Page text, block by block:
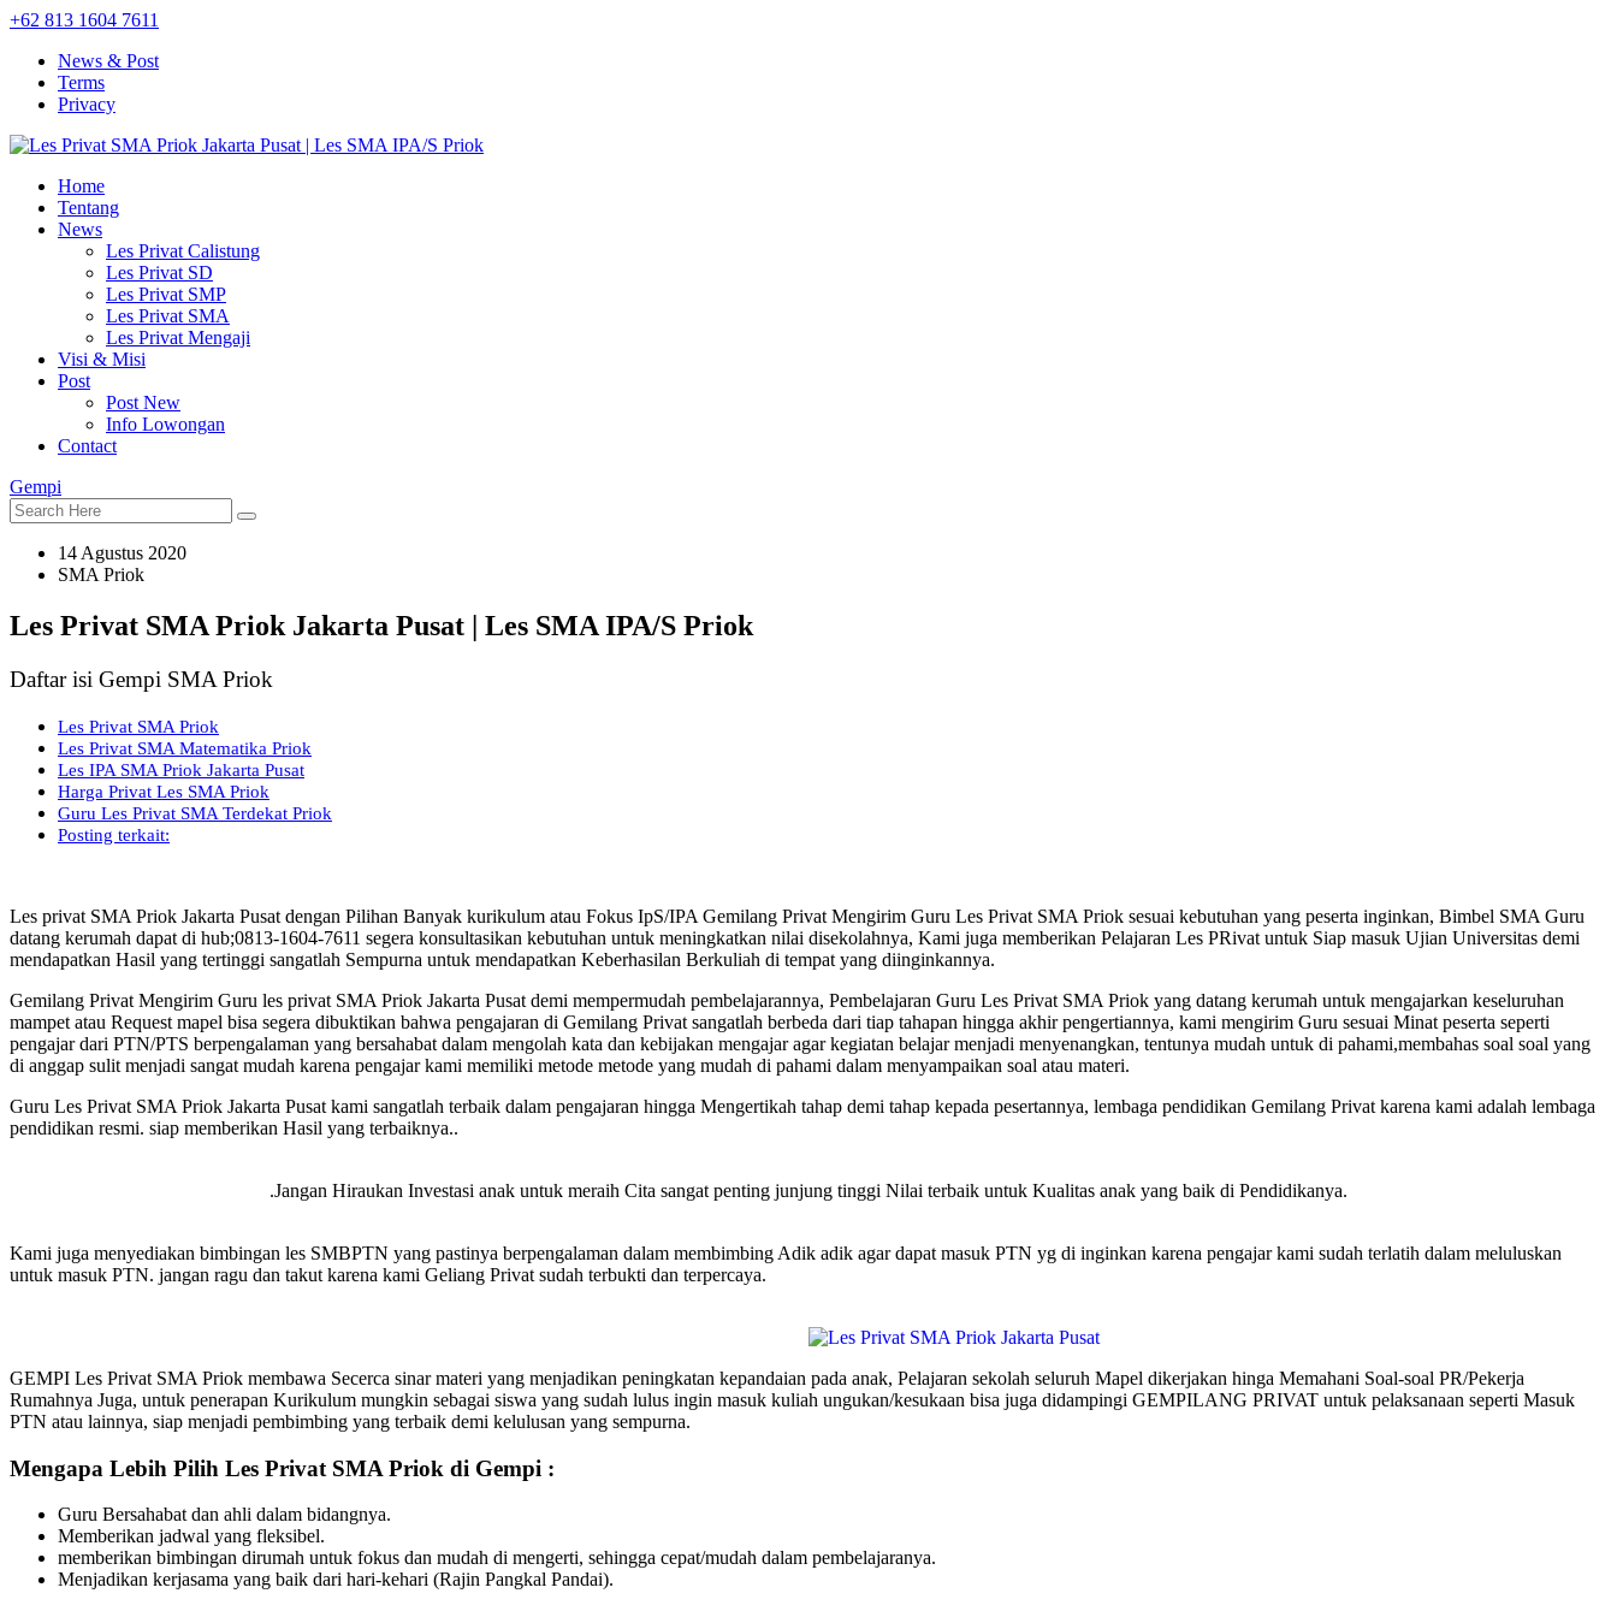
+62 813 1604 7611
News & Post
Terms
Privacy
Home
Tentang
News
Les Privat Calistung
Les Privat SD
Les Privat SMP
Les Privat SMA
Les Privat Mengaji
Visi & Misi
Post
Post New
Info Lowongan
Contact
Gempi
14 Agustus 2020
SMA Priok
Les Privat SMA Priok Jakarta Pusat | Les SMA IPA/S Priok
Daftar isi Gempi SMA Priok
Les Privat SMA Priok
Les Privat SMA Matematika Priok
Les IPA SMA Priok Jakarta Pusat
Harga Privat Les SMA Priok
Guru Les Privat SMA Terdekat Priok
Posting terkait:
Les privat SMA Priok Jakarta Pusat dengan Pilihan Banyak kurikulum atau Fokus IpS/IPA Gemilang Privat Mengirim Guru Les Privat SMA Priok sesuai kebutuhan yang peserta inginkan, Bimbel SMA Guru
datang kerumah dapat di hub;0813-1604-7611 segera konsultasikan kebutuhan untuk meningkatkan nilai disekolahnya, Kami juga memberikan Pelajaran Les PRivat untuk Siap masuk Ujian Universitas demi
mendapatkan Hasil yang tertinggi sangatlah Sempurna untuk mendapatkan Keberhasilan Berkuliah di tempat yang diinginkannya.
Gemilang Privat Mengirim Guru les privat SMA Priok Jakarta Pusat demi mempermudah pembelajarannya, Pembelajaran Guru Les Privat SMA Priok yang datang kerumah untuk mengajarkan keseluruhan
mampet atau Request mapel bisa segera dibuktikan bahwa pengajaran di Gemilang Privat sangatlah berbeda dari tiap tahapan hingga akhir pengertiannya, kami mengirim Guru sesuai Minat peserta seperti
pengajar dari PTN/PTS berpengalaman yang bersahabat dalam mengolah kata dan kebijakan mengajar agar kegiatan belajar menjadi menyenangkan, tentunya mudah untuk di pahami,membahas soal soal yang
di anggap sulit menjadi sangat mudah karena pengajar kami memiliki metode metode yang mudah di pahami dalam menyampaikan soal atau materi.
Guru Les Privat SMA Priok Jakarta Pusat kami sangatlah terbaik dalam pengajaran hingga Mengertikah tahap demi tahap kepada pesertannya, lembaga pendidikan Gemilang Privat karena kami adalah lembaga
pendidikan resmi. siap memberikan Hasil yang terbaiknya..
.Jangan Hiraukan Investasi anak untuk meraih Cita sangat penting junjung tinggi Nilai terbaik untuk Kualitas anak yang baik di Pendidikanya.
Kami juga menyediakan bimbingan les SMBPTN yang pastinya berpengalaman dalam membimbing Adik adik agar dapat masuk PTN yg di inginkan karena pengajar kami sudah terlatih dalam meluluskan
untuk masuk PTN. jangan ragu dan takut karena kami Geliang Privat sudah terbukti dan terpercaya.
GEMPI Les Privat SMA Priok membawa Secerca sinar materi yang menjadikan peningkatan kepandaian pada anak, Pelajaran sekolah seluruh Mapel dikerjakan hinga Memahani Soal-soal PR/Pekerja
Rumahnya Juga, untuk penerapan Kurikulum mungkin sebagai siswa yang sudah lulus ingin masuk kuliah ungukan/kesukaan bisa juga didampingi GEMPILANG PRIVAT untuk pelaksanaan seperti Masuk
PTN atau lainnya, siap menjadi pembimbing yang terbaik demi kelulusan yang sempurna.
Mengapa Lebih Pilih Les Privat SMA Priok di Gempi :
Guru Bersahabat dan ahli dalam bidangnya.
Memberikan jadwal yang fleksibel.
memberikan bimbingan dirumah untuk fokus dan mudah di mengerti, sehingga cepat/mudah dalam pembelajaranya.
Menjadikan kerjasama yang baik dari hari-kehari (Rajin Pangkal Pandai).